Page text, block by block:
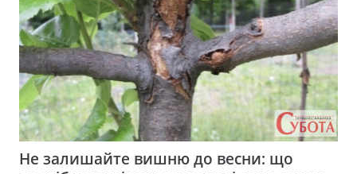
Не залишайте вишню до весни: що